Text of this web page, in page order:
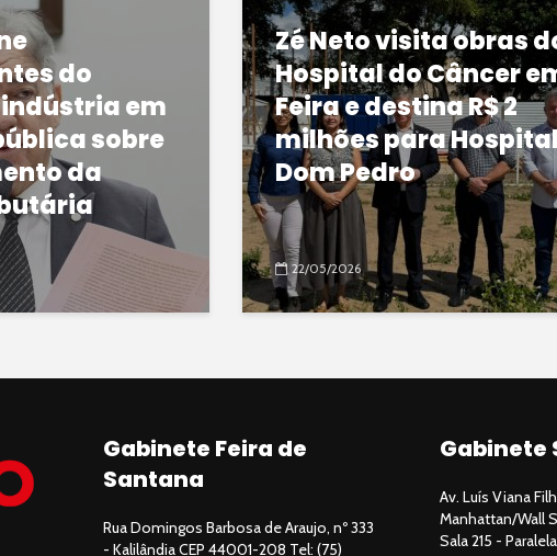
do
em
sobre
da
Zé Neto visita obras
Hospital do Câncer
Feira e destina R$ 2
milhões para
Dom Pedro
22/05/2026
Gabinete Feira de
Santana
Rua Domingos Barbosa de Araujo, nº 333
- Kalilândia CEP 44001-208 Tel: (75)
Gabinete
Av. Luís Viana
Manhattan/Wall
Sala 215 -